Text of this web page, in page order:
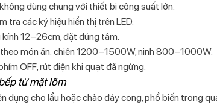
dùng chung với thiết bị công suất lớn.
tra các ký hiệu hiển thị trên LED.
12–26cm, đặt đúng tâm.
món ăn: chiên 1200–1500W, ninh 800–1000W.
OFF, rút điện khi quạt đã ngừng.
từ mặt lõm
dụng cho lẩu hoặc chảo đáy cong, phổ biến trong